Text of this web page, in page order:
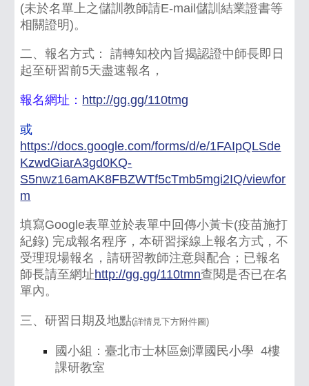
(未於名單上之儲訓教師請E-mail儲訓結業證書等
相關證明)。
二、報名方式： 請轉知校內旨揭認證中師長即日
起至研習前5天盡速報名，
報名網址： http://gg.gg/110tmg
或
https://docs.google.com/forms/d/e/1FAIpQLSde
KzwdGiarA3gd0KQ-
S5nwz16amAK8FBZWTf5cTmb5mgi2IQ/viewfor
m
填寫Google表單並於表單中回傳小黃卡(疫苗施打
紀錄) 完成報名程序，本研習採線上報名方式，不
受理現場報名，請研習教師注意與配合；已報名
師長請至網址http://gg.gg/110tmn查閱是否已在名
單內。
三、研習日期及地點(詳情見下方附件圖)
國小組：臺北市士林區劍潭國民小學 4樓
課研教室